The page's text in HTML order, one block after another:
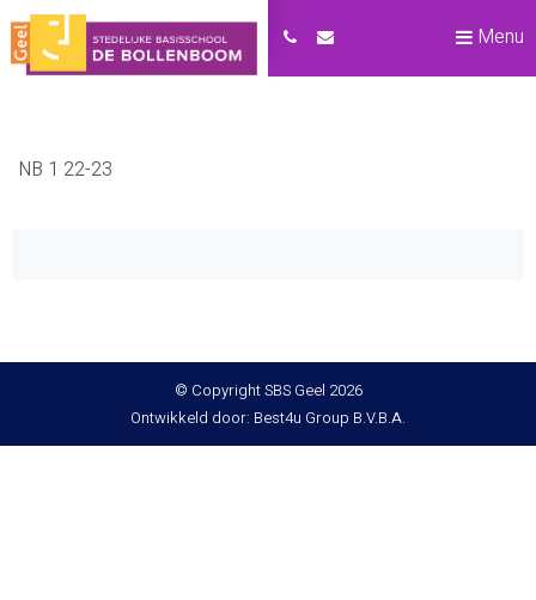
Menu
NB 1 22-23
© Copyright SBS Geel 2026
Ontwikkeld door: Best4u Group B.V.B.A.